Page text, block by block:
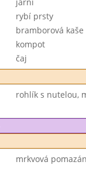
rybí prsty
bramborová kaše
kompot
čaj
rohlík s nutelou,
mrkvová